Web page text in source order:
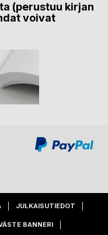
(perustuu kirjan
voivat
JULKAISUTIEDOT
BANNERI